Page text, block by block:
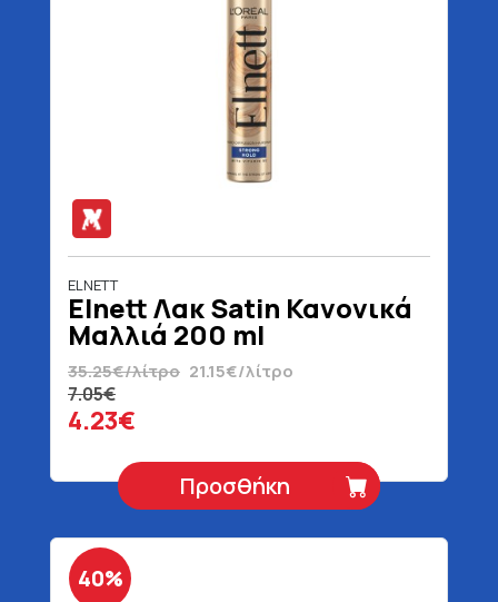
ELNETT
Elnett Λακ Satin Κανονικά
Μαλλιά 200 ml
35.25€/λίτρο 21.15€/λίτρο
7.05€
4.23€
Προσθήκη
40%